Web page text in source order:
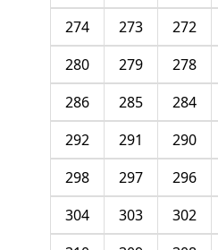
272
273
274
278
279
280
284
285
286
290
291
292
296
297
298
302
303
304